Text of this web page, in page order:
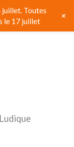
juillet. Toutes
le 17 juillet
+